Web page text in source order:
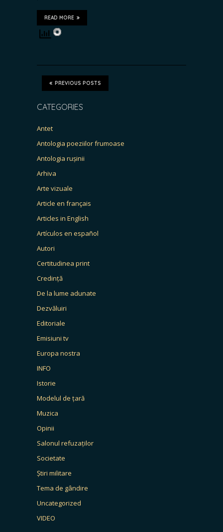
READ MORE
PREVIOUS POSTS
CATEGORIES
Antet
Antologia poeziilor frumoase
Antologia rușinii
Arhiva
Arte vizuale
Article en français
Articles in English
Artículos en español
Autori
Certitudinea print
Credință
De la lume adunate
Dezvăluiri
Editoriale
Emisiuni tv
Europa nostra
INFO
Istorie
Modelul de țară
Muzica
Opinii
Salonul refuzaților
Societate
Știri militare
Tema de gândire
Uncategorized
VIDEO